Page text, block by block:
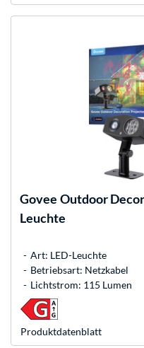
Govee Outdoor
Leuchte
Art: LED-Leuchte
Betriebsart: Netzkabel
Lichtstrom: 115 Lumen
Produkt­datenblatt